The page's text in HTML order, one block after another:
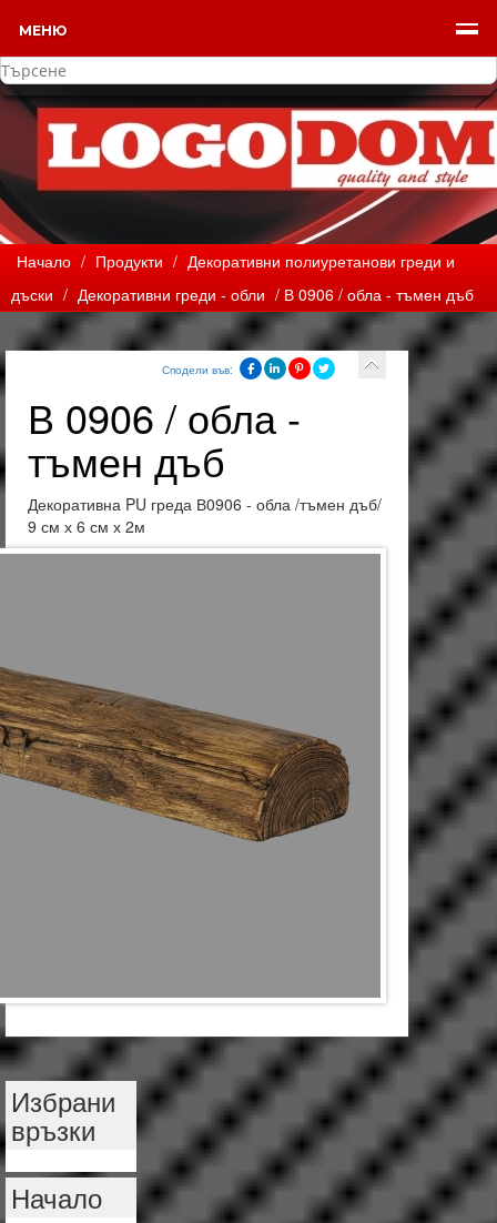
МЕНЮ
Начало / Продукти / Декоративни полиуретанови греди и
дъски / Декоративни греди - обли / В 0906 / обла - тъмен дъб
Сподели във:
В 0906 / обла -
тъмен дъб
Декоративна PU греда В0906 - обла /тъмен дъб/
9 см х 6 см х 2м
Избрани
връзки
Начало